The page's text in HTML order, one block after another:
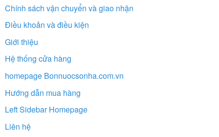
Chính sách vận chuyển và giao nhận
Điều khoản và điều kiện
Giới thiệu
Hệ thống cửa hàng
homepage Bonnuocsonha.com.vn
Hướng dẫn mua hàng
Left Sidebar Homepage
Liên hệ